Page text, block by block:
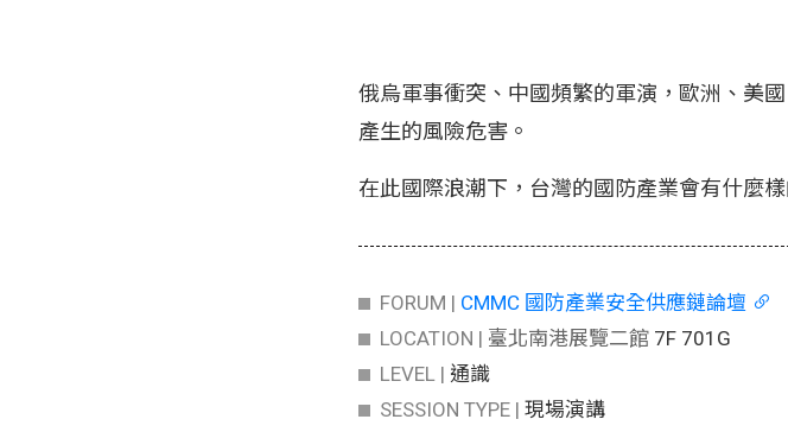
俄烏軍事衝突、中國頻繁的軍演，歐洲、美
產生的風險危害。
在此國際浪潮下，台灣的國防產業會有什麼
FORUM | CMMC 國防產業安全供應鏈論壇
LOCATION | 臺北南港展覽二館 7F 701G
LEVEL | 通識
SESSION TYPE | 現場演講